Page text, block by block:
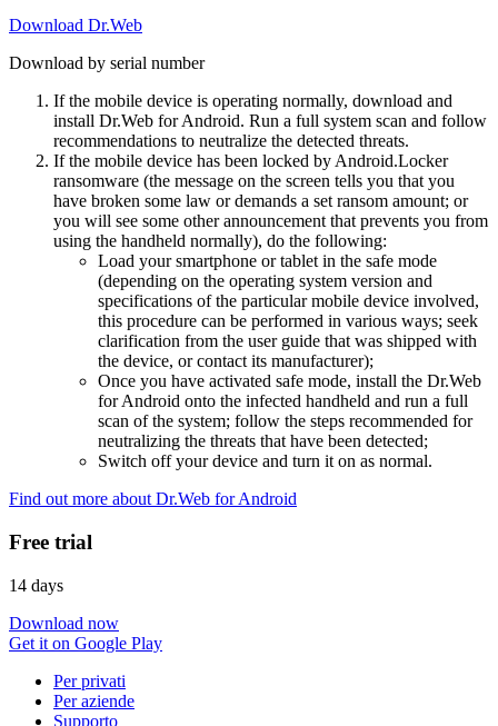
Download Dr.Web
Download by serial number
If the mobile device is operating normally, download and
install Dr.Web for Android. Run a full system scan and follow
recommendations to neutralize the detected threats.
If the mobile device has been locked by Android.Locker
ransomware (the message on the screen tells you that you
have broken some law or demands a set ransom amount; or
you will see some other announcement that prevents you from
using the handheld normally), do the following:
Load your smartphone or tablet in the safe mode
(depending on the operating system version and
specifications of the particular mobile device involved,
this procedure can be performed in various ways; seek
clarification from the user guide that was shipped with
the device, or contact its manufacturer);
Once you have activated safe mode, install the Dr.Web
for Android onto the infected handheld and run a full
scan of the system; follow the steps recommended for
neutralizing the threats that have been detected;
Switch off your device and turn it on as normal.
Find out more about Dr.Web for Android
Free trial
14 days
Download now
Get it on Google Play
Per privati
Per aziende
Supporto